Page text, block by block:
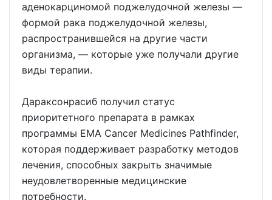
аденокарциномой поджелудочной железы —
формой рака поджелудочной железы,
распространившейся на другие части
организма, — которые уже получали другие
виды терапии.
Дараксонрасиб получил статус
приоритетного препарата в рамках
программы EMA Cancer Medicines Pathfinder,
которая поддерживает разработку методов
лечения, способных закрыть значимые
неудовлетворенные медицинские
потребности.